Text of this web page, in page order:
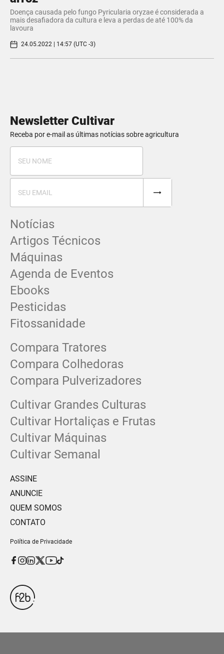
Doença causada pelo fungo Pyricularia oryzae é considerada a
mais desafiadora da cultura e leva a perdas de até 100% da
lavoura
24.05.2022 | 14:57 (UTC -3)
Newsletter Cultivar
Receba por e-mail as últimas notícias sobre agricultura
Notícias
Artigos Técnicos
Máquinas
Agenda de Eventos
Ebooks
Pesticidas
Fitossanidade
Compara Tratores
Compara Colhedoras
Compara Pulverizadores
Cultivar Grandes Culturas
Cultivar Hortaliças e Frutas
Cultivar Máquinas
Cultivar Semanal
ASSINE
ANUNCIE
QUEM SOMOS
CONTATO
Política de Privacidade